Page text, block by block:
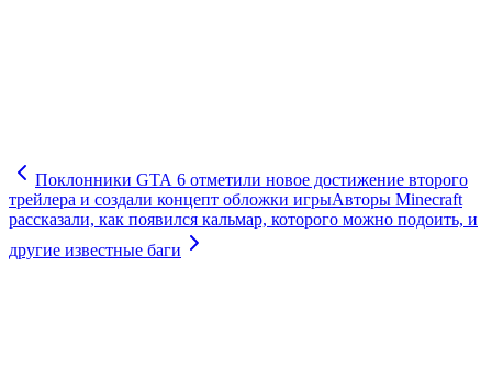
Поклонники GTA 6 отметили новое достижение второго
трейлера и создали концепт обложки игрыАвторы Minecraft
рассказали, как появился кальмар, которого можно подоить, и
другие известные баги